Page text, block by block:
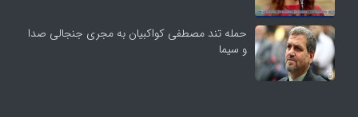
حمله تند مصطفی کواکبیان به مجری جنجالی صدا
و سیما